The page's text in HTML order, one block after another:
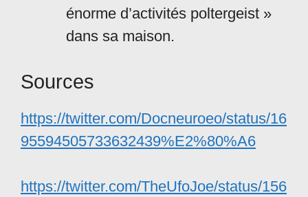
énorme d’activités poltergeist »
dans sa maison.
Sources
https://twitter.com/Docneuroeo/status/16
95594505733632439%E2%80%A6
https://twitter.com/TheUfoJoe/status/156